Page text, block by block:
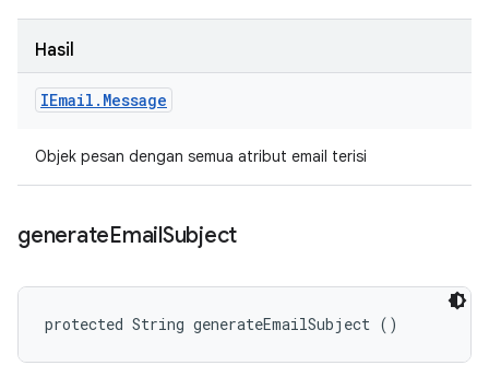
Hasil
IEmail . Message
Objek pesan dengan semua atribut email terisi
generateEmailSubject
protected String generateEmailSubject ()